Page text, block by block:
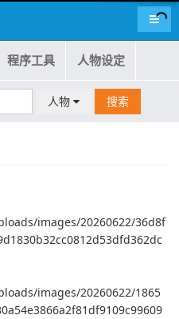
导航
程序工具 人物设定
人物 搜索
images/20260622/36d8f
images/20260622/1865